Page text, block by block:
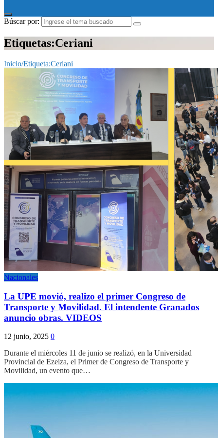
Búscar por:
Etiquetas:Ceriani
Inicio/Etiqueta:Ceriani
Nacionales
La UPE movió, realizo el primer Congreso de
Transporte y Movilidad. El intendente Granados
anuncio obras. VIDEOS
12 junio, 2025 0
Durante el miércoles 11 de junio se realizó, en la Universidad
Provincial de Ezeiza, el Primer de Congreso de Transporte y
Movilidad, un evento que…